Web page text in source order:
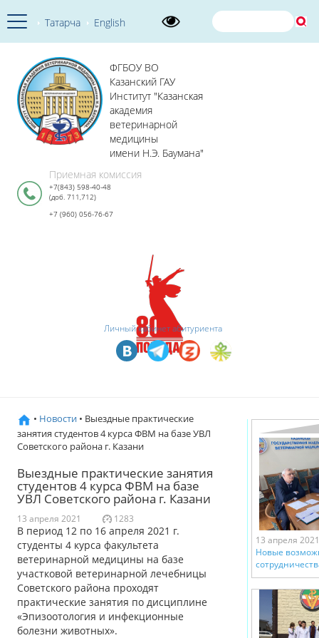
Татарча English
ФГБОУ ВО
Казанский ГАУ
Институт "Казанская
академия
ветеринарной
медицины
имени Н.Э. Баумана"
Приемная комиссия
+7(843) 598-40-48
(доб. 711,712)
+7 (960) 056-76-67
Личный кабинет абитуриента
• Новости • Выездные практические
занятия студентов 4 курса ФВМ на базе УВЛ
Советского района г. Казани
Выездные практические занятия
студентов 4 курса ФВМ на базе
УВЛ Советского района г. Казани
13 апреля 2021 1283
В период 12 по 16 апреля 2021 г.
студенты 4 курса факультета
ветеринарной медицины на базе
участковой ветеринарной лечебницы
Советского района проходят
практические занятия по дисциплине
«Эпизоотология и инфекционные
болезни животных».
13 апреля 2021
Новые